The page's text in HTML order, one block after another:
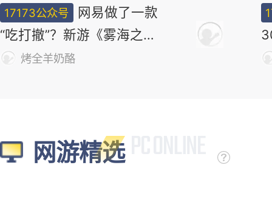
17173公众号
网易做了一款
“吃打撤”？新游《雾海之
下》首曝！
烤全羊奶酪
网游精选